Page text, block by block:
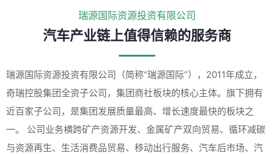
瑞源国际资源投资有限公司
汽车产业链上值得信赖的服务商
瑞源国际资源投资有限公司（简称“瑞源国际”），2011年成立，
奇瑞控股集团全资子公司，集团商社板块的核心主体。旗下拥有
近百家子公司，是集团发展质量最高、增长速度最快的板块之
一。 公司业务横跨矿产资源开发、金属矿产双向贸易、循环减碳
与资源再生、生活消费品贸易、移动出行服务、汽车后市场、汽